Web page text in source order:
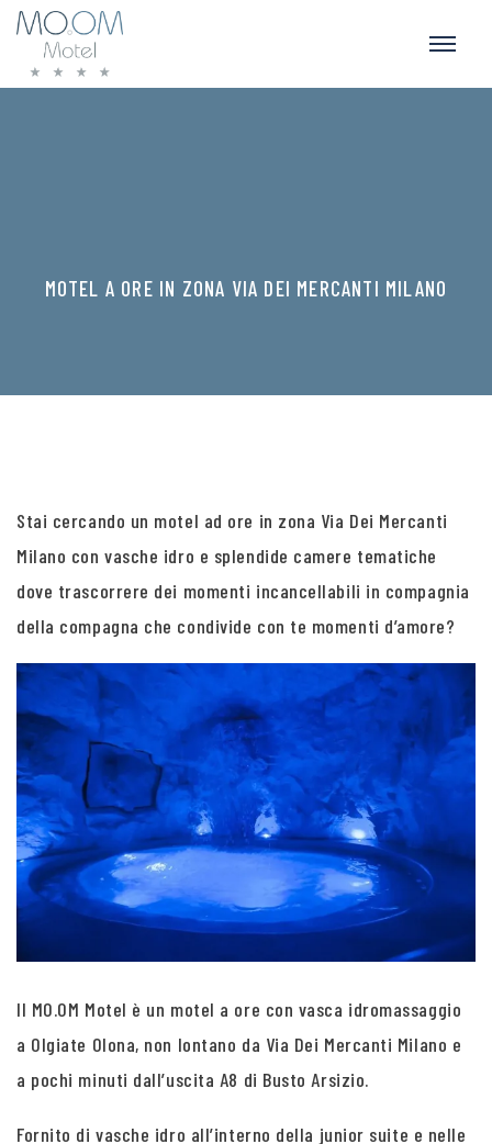
MOTEL A ORE IN ZONA VIA DEI MERCANTI MILANO
Stai cercando un motel ad ore in zona Via Dei Mercanti
Milano con vasche idro e splendide camere tematiche
dove trascorrere dei momenti incancellabili in compagnia
della compagna che condivide con te momenti d’amore?
Il MO.OM Motel è un motel a ore con vasca idromassaggio
a Olgiate Olona, non lontano da Via Dei Mercanti Milano e
a pochi minuti dall’uscita A8 di Busto Arsizio.
Fornito di vasche idro all’interno della junior suite e nelle